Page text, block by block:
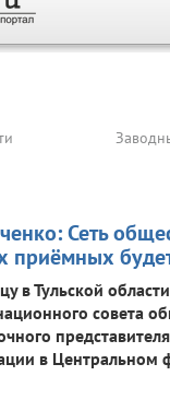
Сеть
приёмных
в Тульской
совета
в Центральном